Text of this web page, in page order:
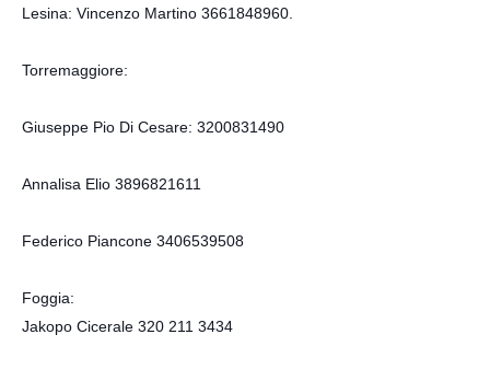
Lesina: Vincenzo Martino 3661848960.
Torremaggiore:
Giuseppe Pio Di Cesare: 3200831490
Annalisa Elio 3896821611
Federico Piancone 3406539508
Foggia:
Jakopo Cicerale 320 211 3434